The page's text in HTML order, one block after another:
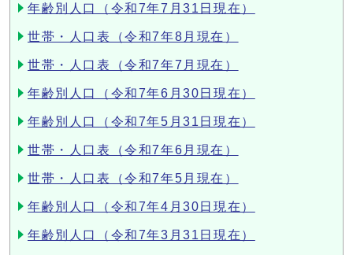
年齢別人口（令和7年7月31日現在）
世帯・人口表（令和7年8月現在）
世帯・人口表（令和7年7月現在）
年齢別人口（令和7年6月30日現在）
年齢別人口（令和7年5月31日現在）
世帯・人口表（令和7年6月現在）
世帯・人口表（令和7年5月現在）
年齢別人口（令和7年4月30日現在）
年齢別人口（令和7年3月31日現在）